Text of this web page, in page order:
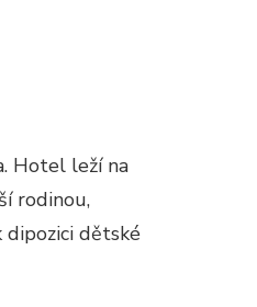
. Hotel leží na
rodinou,
dipozici dětské